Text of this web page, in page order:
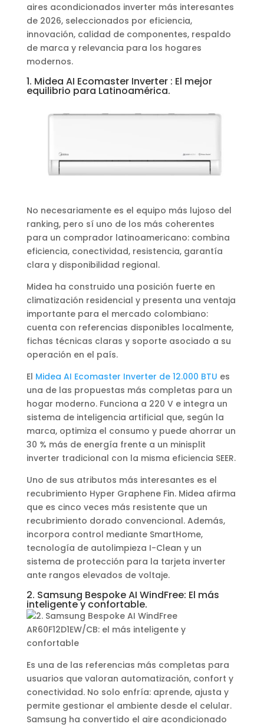
aires acondicionados inverter más interesantes
de 2026, seleccionados por eficiencia,
innovación, calidad de componentes, respaldo
de marca y relevancia para los hogares
modernos.
1. Midea AI Ecomaster Inverter : El mejor
equilibrio para Latinoamérica.
No necesariamente es el equipo más lujoso del
ranking, pero sí uno de los más coherentes
para un comprador latinoamericano: combina
eficiencia, conectividad, resistencia, garantía
clara y disponibilidad regional.
Midea ha construido una posición fuerte en
climatización residencial y presenta una ventaja
importante para el mercado colombiano:
cuenta con referencias disponibles localmente,
fichas técnicas claras y soporte asociado a su
operación en el país.
El Midea AI Ecomaster Inverter de 12.000 BTU es
una de las propuestas más completas para un
hogar moderno. Funciona a 220 V e integra un
sistema de inteligencia artificial que, según la
marca, optimiza el consumo y puede ahorrar un
30 % más de energía frente a un minisplit
inverter tradicional con la misma eficiencia SEER.
Uno de sus atributos más interesantes es el
recubrimiento Hyper Graphene Fin. Midea afirma
que es cinco veces más resistente que un
recubrimiento dorado convencional. Además,
incorpora control mediante SmartHome,
tecnología de autolimpieza I-Clean y un
sistema de protección para la tarjeta inverter
ante rangos elevados de voltaje.
2. Samsung Bespoke AI WindFree: El más
inteligente y confortable.
Es una de las referencias más completas para
usuarios que valoran automatización, confort y
conectividad. No solo enfría: aprende, ajusta y
permite gestionar el ambiente desde el celular.
Samsung ha convertido el aire acondicionado